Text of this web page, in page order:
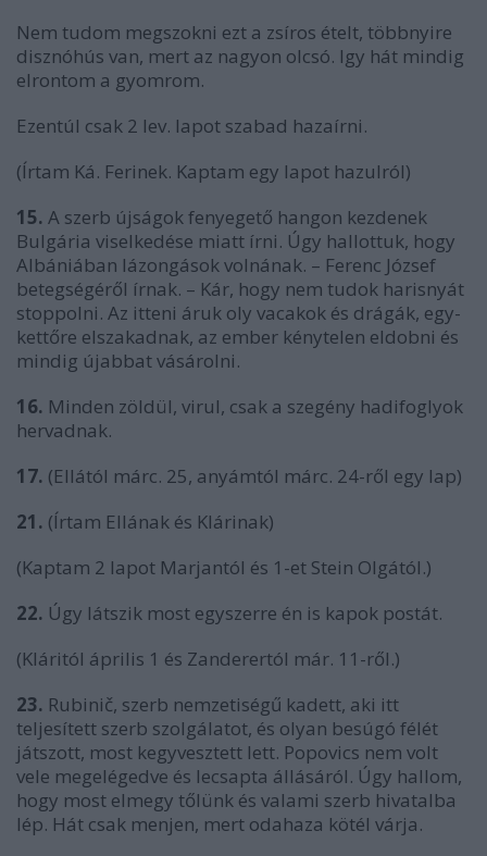
Nem tudom megszokni ezt a zsíros ételt, többnyire
disznóhús van, mert az nagyon olcsó. Igy hát mindig
elrontom a gyomrom.
Ezentúl csak 2 lev. lapot szabad hazaírni.
(Írtam Ká. Ferinek. Kaptam egy lapot hazulról)
15. A szerb újságok fenyegető hangon kezdenek
Bulgária viselkedése miatt írni. Úgy hallottuk, hogy
Albániában lázongások volnának. – Ferenc József
betegségéről írnak. – Kár, hogy nem tudok harisnyát
stoppolni. Az itteni áruk oly vacakok és drágák, egy-
kettőre elszakadnak, az ember kénytelen eldobni és
mindig újabbat vásárolni.
16. Minden zöldül, virul, csak a szegény hadifoglyok
hervadnak.
17. (Ellától márc. 25, anyámtól márc. 24-ről egy lap)
21. (Írtam Ellának és Klárinak)
(Kaptam 2 lapot Marjantól és 1-et Stein Olgától.)
22. Úgy látszik most egyszerre én is kapok postát.
(Kláritól április 1 és Zanderertól már. 11-ről.)
23. Rubinič, szerb nemzetiségű kadett, aki itt
teljesített szerb szolgálatot, és olyan besúgó félét
játszott, most kegyvesztett lett. Popovics nem volt
vele megelégedve és lecsapta állásáról. Úgy hallom,
hogy most elmegy tőlünk és valami szerb hivatalba
lép. Hát csak menjen, mert odahaza kötél várja.